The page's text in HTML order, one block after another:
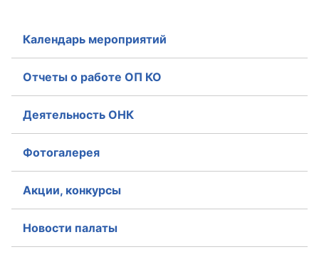
Календарь мероприятий
Отчеты о работе ОП КО
Деятельность ОНК
Фотогалерея
Акции, конкурсы
Новости палаты